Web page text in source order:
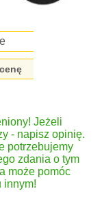
Jeżeli
- napisz opinię.
potrzebujemy
zdania o tym
może pomóc
innym!